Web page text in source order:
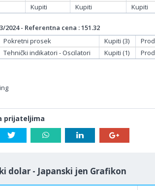
Kupiti Kupiti Kupiti
2024 - Referentna cena : 151.32
Pokretni prosek Kupiti (3)
Tehnički indikatori - Oscilatori
Kupiti (1)
prijateljima
dolar - Japanski jen Grafikon